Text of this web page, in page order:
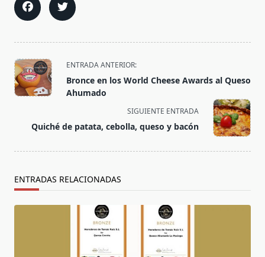
<span
class="nav-
subtitle
reader-
text">Página</span>
ENTRADA ANTERIOR:
Bronce en los World Cheese Awards al Queso
Ahumado
SIGUIENTE ENTRADA
Quiché de patata, cebolla, queso y bacón
ENTRADAS RELACIONADAS